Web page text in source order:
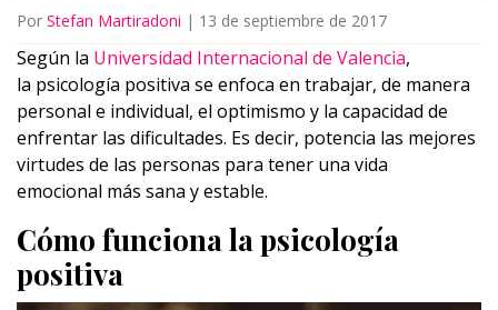
Por Stefan Martiradoni | 13 de septiembre de 2017
Según la Universidad Internacional de Valencia,
la psicología positiva se enfoca en trabajar, de manera
personal e individual, el optimismo y la capacidad de
enfrentar las dificultades. Es decir, potencia las mejores
virtudes de las personas para tener una vida
emocional más sana y estable.
Cómo funciona la psicología
positiva